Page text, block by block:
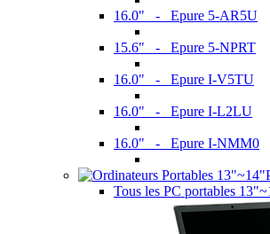
16.0" - Epure 5-AR5U
15.6" - Epure 5-NPRT
16.0" - Epure I-V5TU
16.0" - Epure I-L2LU
16.0" - Epure I-NMM0
Tous les PC portables